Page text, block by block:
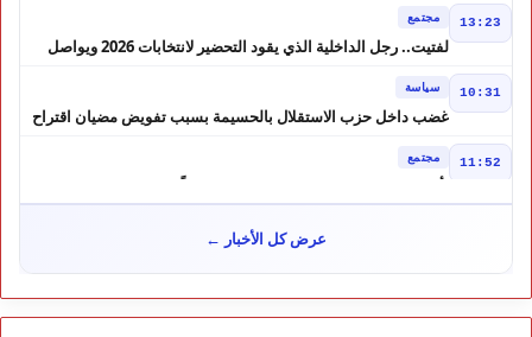
13:23 مجتمع
لفتيت.. رجل الداخلية الذي يقود التحضير لانتخابات 2026 ويواصل
10:31 سياسة
غضب داخل حزب الاستقلال بالحسيمة بسبب تفويض مضيان اقتراح
11:52 مجتمع
تأجيل محاكمة "إسكوبار الصحراء" استئنافياً واستدعاء جميع المتهمين
في حالة سراح
شوكي يعيد وعود الأحرار.. والمغاربة يطالبون بحساب وعود 2021
10:06 مجتمع
عرض كل الأخبار ←